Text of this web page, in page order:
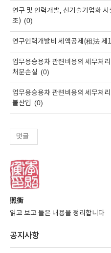
연구 및 인력개발, 신기술기업화
조) (0)
연구인력개발비 세액공제(租法 제
업무용승용차 관련비용의 세무처
처분손실 (0)
업무용승용차 관련비용의 세무처
불산입 (0)
댓글
照衡
읽고 보고 들은 내용을 정리합니다
공지사항